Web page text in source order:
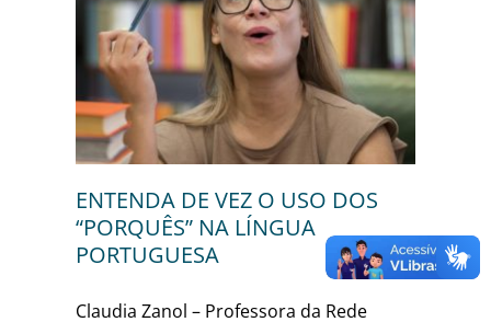
ENTENDA DE VEZ O USO DOS
“PORQUÊS” NA LÍNGUA
PORTUGUESA
Claudia Zanol – Professora da Rede